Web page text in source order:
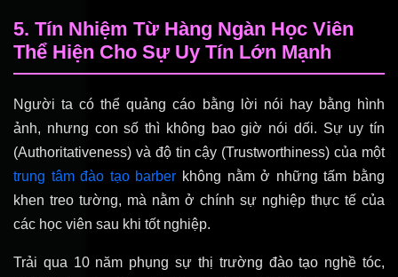
5. Tín Nhiệm Từ Hàng Ngàn Học Viên
Thể Hiện Cho Sự Uy Tín Lớn Mạnh
Người ta có thể quảng cáo bằng lời nói hay bằng hình
ảnh, nhưng con số thì không bao giờ nói dối. Sự uy tín
(Authoritativeness) và độ tin cậy (Trustworthiness) của một
trung tâm đào tạo barber không nằm ở những tấm bằng
khen treo tường, mà nằm ở chính sự nghiệp thực tế của
các học viên sau khi tốt nghiệp.
Trải qua 10 năm phụng sự thị trường đào tạo nghề tóc,